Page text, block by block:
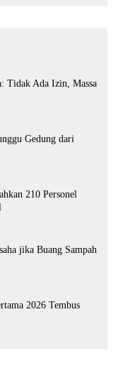
Tidak Ada Izin, Massa
Gedung dari
210 Personel
jika Buang Sampah
2026 Tembus